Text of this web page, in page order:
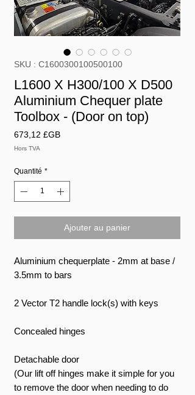
SKU : C1600300100500100
L1600 X H300/100 X D500
Aluminium Chequer plate
Toolbox - (Door on top)
673,12 £GBPrix
Hors TVA
Quantité *
Ajouter au panier
Aluminium chequerplate - 2mm at base /
3.5mm to bars
2 Vector T2 handle lock(s) with keys
Concealed hinges
Detachable door
(Our lift off hinges make it simple for you
to remove the door when needing to do